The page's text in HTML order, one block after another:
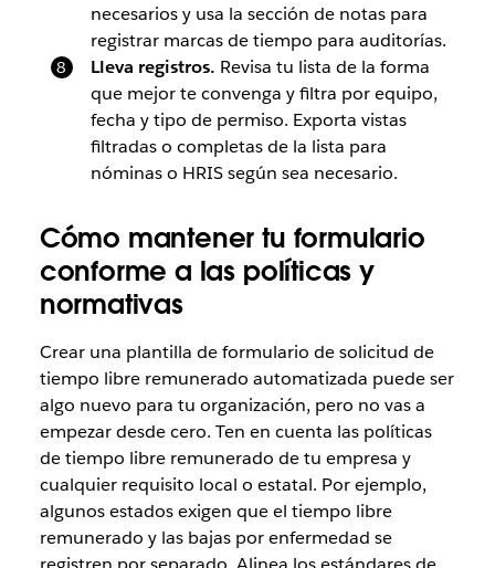
necesarios y usa la sección de notas para
registrar marcas de tiempo para auditorías.
Lleva registros. Revisa tu lista de la forma
que mejor te convenga y filtra por equipo,
fecha y tipo de permiso. Exporta vistas
filtradas o completas de la lista para
nóminas o HRIS según sea necesario.
Cómo mantener tu formulario
conforme a las políticas y
normativas
Crear una plantilla de formulario de solicitud de
tiempo libre remunerado automatizada puede ser
algo nuevo para tu organización, pero no vas a
empezar desde cero. Ten en cuenta las políticas
de tiempo libre remunerado de tu empresa y
cualquier requisito local o estatal. Por ejemplo,
algunos estados exigen que el tiempo libre
remunerado y las bajas por enfermedad se